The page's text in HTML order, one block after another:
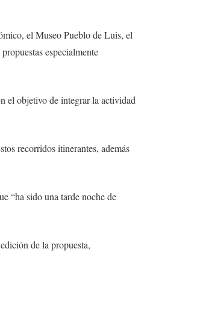
el Museo Pueblo de Luis, el
especialmente
el objetivo de integrar la actividad
recorridos itinerantes, además
“ha sido una tarde noche de
de la propuesta,